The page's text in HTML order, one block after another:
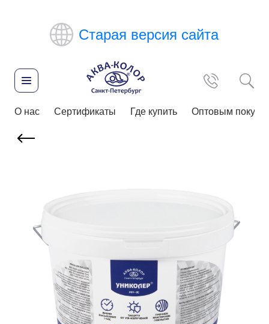
Старая версия сайта
О нас Сертификаты Где купить Оптовым